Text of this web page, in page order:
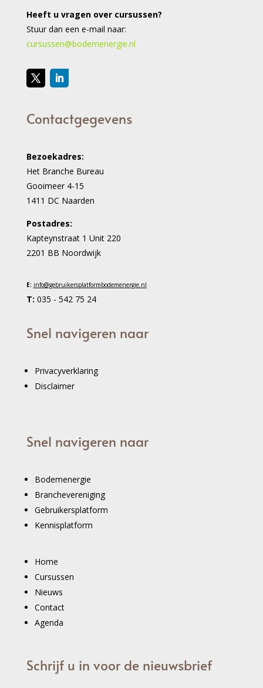
Heeft u vragen over cursussen?
Stuur dan een e-mail naar:
cursussen@bodemenergie.nl
Contactgegevens
Bezoekadres:
Het Branche Bureau
Gooimeer 4-15
1411 DC Naarden
Postadres:
Kapteynstraat 1 Unit 220
2201 BB Noordwijk
E: info@gebruikersplatformbodemenergie.nl
T: 035 - 542 75 24
Snel navigeren naar
Privacyverklaring
Disclaimer
Snel navigeren naar
Bodemenergie
Branchevereniging
Gebruikersplatform
Kennisplatform
Home
Cursussen
Nieuws
Contact
Agenda
Schrijf u in voor de nieuwsbrief